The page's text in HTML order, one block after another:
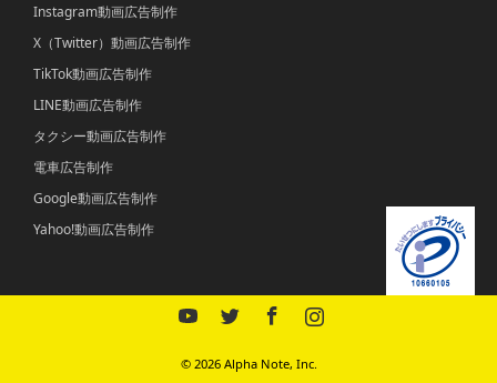
Instagram動画広告制作
X（Twitter）動画広告制作
TikTok動画広告制作
LINE動画広告制作
タクシー動画広告制作
電車広告制作
Google動画広告制作
Yahoo!動画広告制作
YouTubeTwitterFacebookInstagram
© 2026 Alpha Note, Inc.